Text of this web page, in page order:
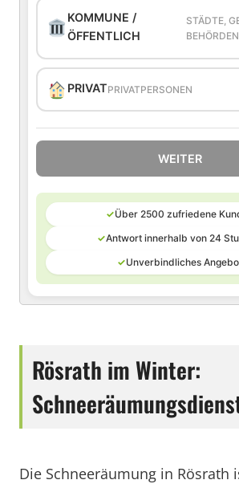
KOMMUNE /
ÖFFENTLICH
STÄDTE,
BEHÖRDEN
PRIVATPRIVATPERSONEN
WEITER
✓Über 2500 zufriedene
✓Antwort innerhalb von 24
✓Unverbindliches
Rösrath im Winter:
Die Schneeräumung in Rösrath